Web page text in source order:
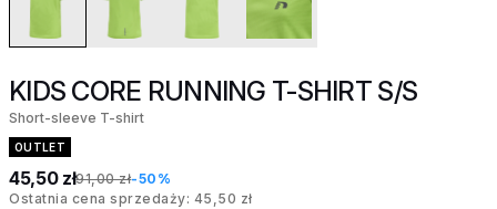
KIDS CORE RUNNING T-SHIRT S/S
Short-sleeve T-shirt
OUTLET
45,50 zł91,00 zł-50%
Ostatnia cena sprzedaży: 45,50 zł